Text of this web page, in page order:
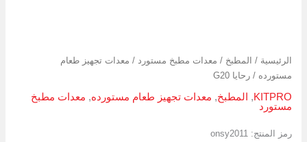
الرئيسية / المطبخ / معدات مطبخ مستورد / معدات تجهيز طعام
مستورده / رحايا G20
KITPRO
, المطبخ, معدات تجهيز طعام مستورده, معدات مطبخ
مستورد
رمز المنتج:onsy2011